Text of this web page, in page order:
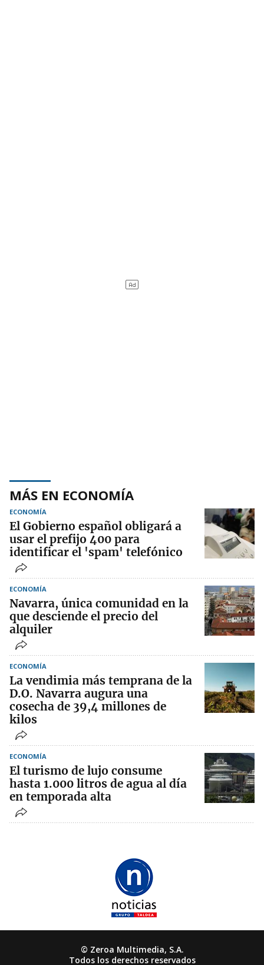
MÁS EN ECONOMÍA
ECONOMÍA
El Gobierno español obligará a
usar el prefijo 400 para
identificar el 'spam' telefónico
ECONOMÍA
Navarra, única comunidad en la
que desciende el precio del
alquiler
ECONOMÍA
La vendimia más temprana de la
D.O. Navarra augura una
cosecha de 39,4 millones de
kilos
ECONOMÍA
El turismo de lujo consume
hasta 1.000 litros de agua al día
en temporada alta
© Zeroa Multimedia, S.A.
Todos los derechos reservados